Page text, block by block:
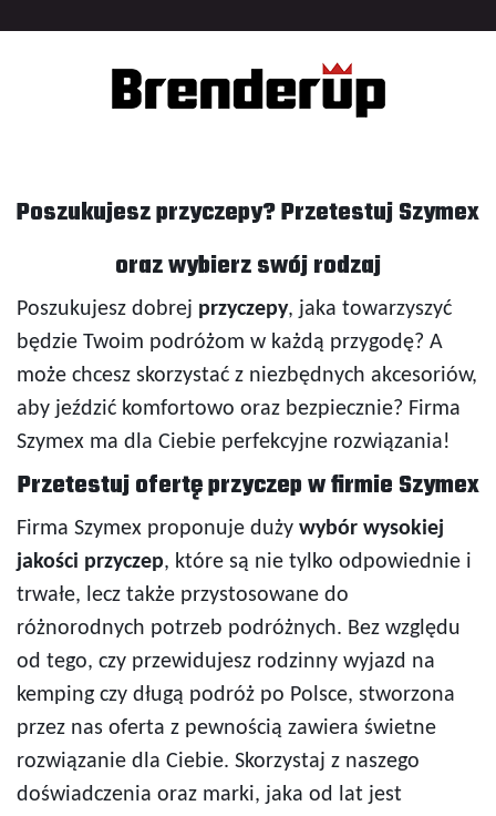
Poszukujesz przyczepy? Przetestuj Szymex
oraz wybierz swój rodzaj
Poszukujesz dobrej przyczepy, jaka towarzyszyć
będzie Twoim podróżom w każdą przygodę? A
może chcesz skorzystać z niezbędnych akcesoriów,
aby jeździć komfortowo oraz bezpiecznie? Firma
Szymex ma dla Ciebie perfekcyjne rozwiązania!
Przetestuj ofertę przyczep w firmie Szymex
Firma Szymex proponuje duży wybór wysokiej
jakości przyczep, które są nie tylko odpowiednie i
trwałe, lecz także przystosowane do
różnorodnych potrzeb podróżnych. Bez względu
od tego, czy przewidujesz rodzinny wyjazd na
kemping czy długą podróż po Polsce, stworzona
przez nas oferta z pewnością zawiera świetne
rozwiązanie dla Ciebie. Skorzystaj z naszego
doświadczenia oraz marki, jaka od lat jest